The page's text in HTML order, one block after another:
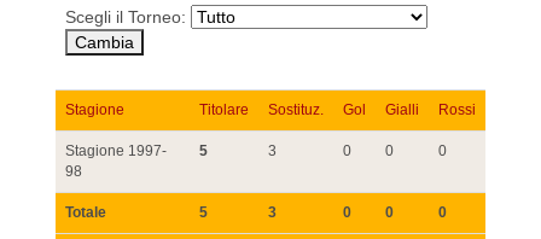
Scegli il Torneo:
Stagione Titolare Sostituz. Gol Gialli Rossi
Stagione 1997-
98
5 3 0 0 0
Totale 5 3 0 0 0